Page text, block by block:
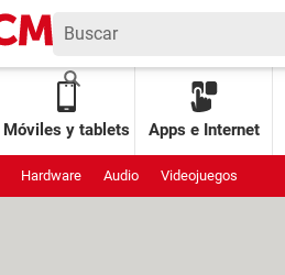
Móviles y tablets Apps e Internet
Hardware Audio Videojuegos